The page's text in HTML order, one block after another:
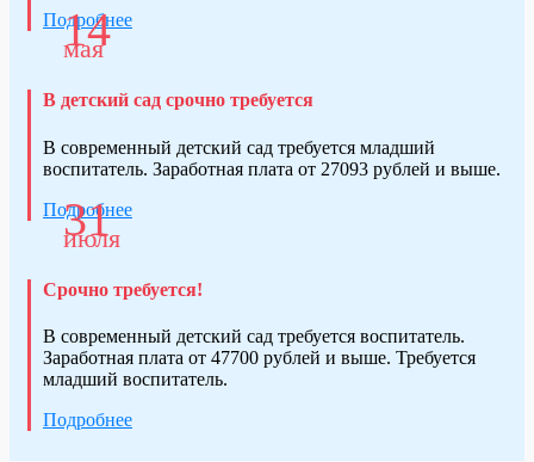
Подробнее
14
мая
В детский сад срочно требуется
В современный детский сад требуется младший
воспитатель. Заработная плата от 27093 рублей и выше.
Подробнее
31
июля
Срочно требуется!
В современный детский сад требуется воспитатель.
Заработная плата от 47700 рублей и выше. Требуется
младший воспитатель.
Подробнее